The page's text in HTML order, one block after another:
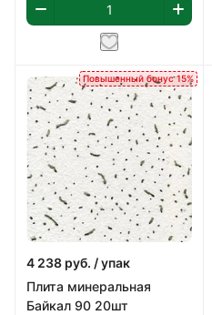
Повышенный бонус 15%
4 238 руб. / упак
Плита минеральная
Байкал 90 20шт